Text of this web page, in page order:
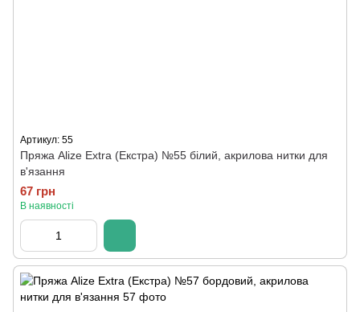
Артикул: 55
Пряжа Alize Extra (Екстра) №55 білий, акрилова нитки для
в'язання
67 грн
В наявності